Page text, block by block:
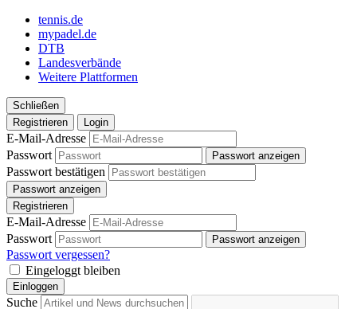
tennis.de
mypadel.de
DTB
Landesverbände
Weitere Plattformen
Schließen
Registrieren
Login
E-Mail-Adresse
Passwort
Passwort anzeigen
Passwort bestätigen
Passwort anzeigen
Registrieren
E-Mail-Adresse
Passwort
Passwort anzeigen
Passwort vergessen?
Eingeloggt bleiben
Einloggen
Suche